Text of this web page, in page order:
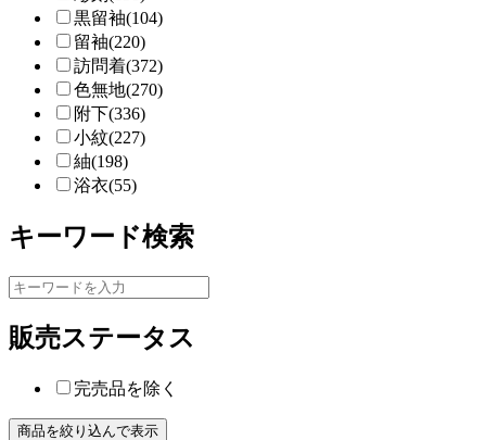
黒留袖(104)
留袖(220)
訪問着(372)
色無地(270)
附下(336)
小紋(227)
紬(198)
浴衣(55)
キーワード検索
販売ステータス
完売品を除く